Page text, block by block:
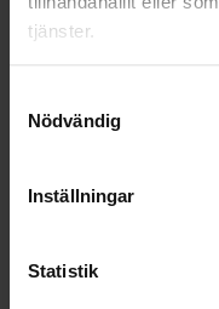
tjänster.
Nödvändig
Inställningar
Statistik
RENHÅLLNING
SOCIALT ANSVAR
VELLINGE